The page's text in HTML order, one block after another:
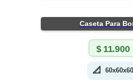
Caseta Para
$11.900
📐 60x60x60